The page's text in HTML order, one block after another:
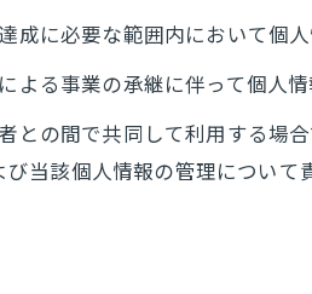
成に必要な範囲内において個
よる事業の承継に伴って個人
との間で共同して利用する場
当該個人情報の管理について